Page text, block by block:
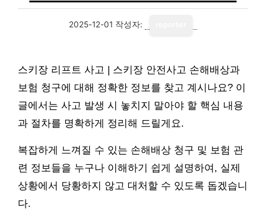
2025-12-01 작성자:
스키장 리프트 사고 | 스키장 안전사고 손해배상과
보험 청구에 대해 정확한 정보를 찾고 계시나요? 이
글에서는 사고 발생 시 놓치지 말아야 할 핵심 내용
과 절차를 명확하게 정리해 드릴게요.
복잡하게 느껴질 수 있는 손해배상 청구 및 보험 관
련 정보들을 누구나 이해하기 쉽게 설명하여, 실제
상황에서 당황하지 않고 대처할 수 있도록 돕겠습니
다.